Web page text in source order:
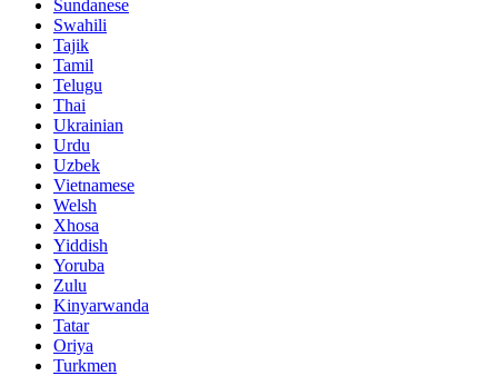
Sundanese
Swahili
Tajik
Tamil
Telugu
Thai
Ukrainian
Urdu
Uzbek
Vietnamese
Welsh
Xhosa
Yiddish
Yoruba
Zulu
Kinyarwanda
Tatar
Oriya
Turkmen